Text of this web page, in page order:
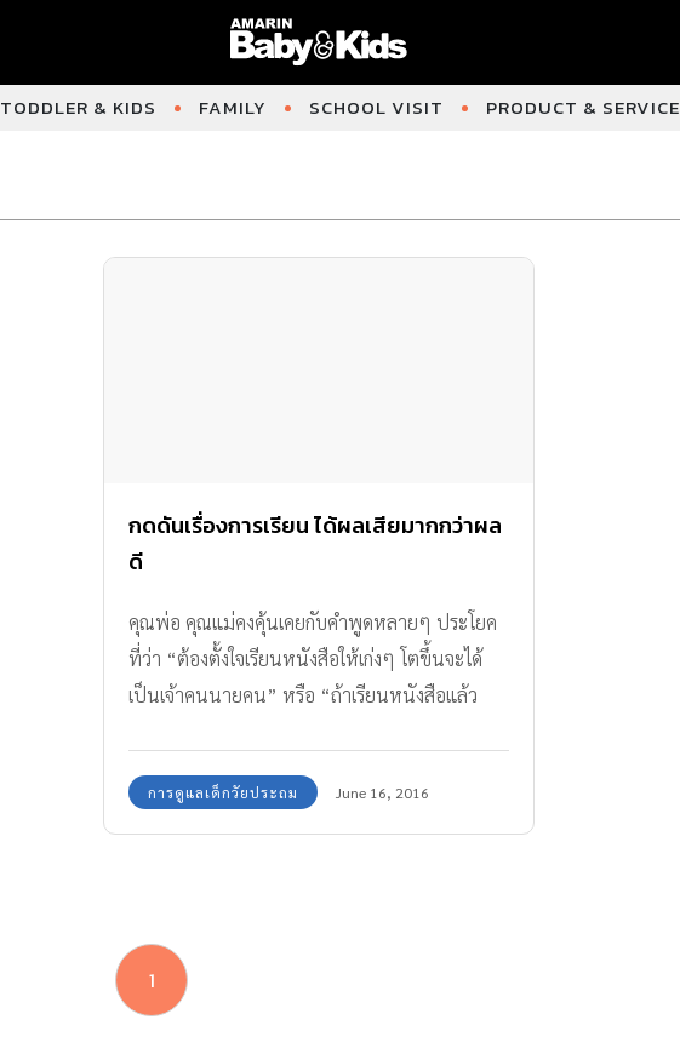
TODDLER & KIDS FAMILY SCHOOL VISIT PRODUCT & SERVICE
กดดันเรื่องการเรียน ได้ผลเสียมากกว่าผล
ดี
คุณพ่อ คุณแม่คงคุ้นเคยกับคำพูดหลายๆ ประโยค
ที่ว่า “ต้องตั้งใจเรียนหนังสือให้เก่งๆ โตขึ้นจะได้
เป็นเจ้าคนนายคน” หรือ “ถ้าเรียนหนังสือแล้ว
เป็นการข่มขู่ หรือ กดดันเรื่องการเรียน
การดูแลเด็กวัยประถม June 16, 2016
1